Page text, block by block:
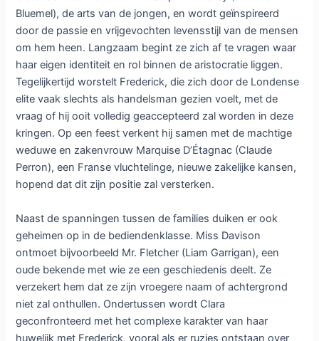
Bluemel), de arts van de jongen, en wordt geïnspireerd
door de passie en vrijgevochten levensstijl van de mensen
om hem heen. Langzaam begint ze zich af te vragen waar
haar eigen identiteit en rol binnen de aristocratie liggen.
Tegelijkertijd worstelt Frederick, die zich door de Londense
elite vaak slechts als handelsman gezien voelt, met de
vraag of hij ooit volledig geaccepteerd zal worden in deze
kringen. Op een feest verkent hij samen met de machtige
weduwe en zakenvrouw Marquise D’Étagnac (Claude
Perron), een Franse vluchtelinge, nieuwe zakelijke kansen,
hopend dat dit zijn positie zal versterken.
Naast de spanningen tussen de families duiken er ook
geheimen op in de bediendenklasse. Miss Davison
ontmoet bijvoorbeeld Mr. Fletcher (Liam Garrigan), een
oude bekende met wie ze een geschiedenis deelt. Ze
verzekert hem dat ze zijn vroegere naam of achtergrond
niet zal onthullen. Ondertussen wordt Clara
geconfronteerd met het complexe karakter van haar
huwelijk met Frederick, vooral als er ruzies ontstaan over